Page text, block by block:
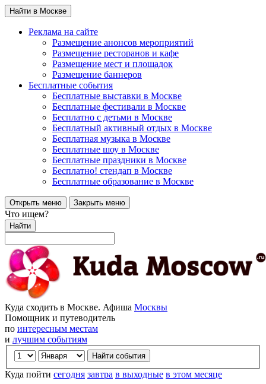
Найти в Москве
Реклама на сайте
Размещение анонсов мероприятий
Размещение ресторанов и кафе
Размещение мест и площадок
Размещение баннеров
Бесплатные события
Бесплатные выставки в Москве
Бесплатные фестивали в Москве
Бесплатно с детьми в Москве
Бесплатный активный отдых в Москве
Бесплатная музыка в Москве
Бесплатные шоу в Москве
Бесплатные праздники в Москве
Бесплатно! стендап в Москве
Бесплатные образование в Москве
Открыть меню Закрыть меню
Что ищем?
Найти
Куда сходить в Москве. Афиша Москвы
Помощник и путеводитель
по интересным местам
и лучшим событиям
Куда пойти сегодня завтра в выходные в этом месяце